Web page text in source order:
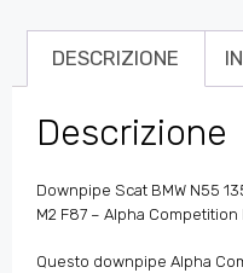
DESCRIZIONE
Descrizione
Downpipe Scat BMW N55
M2 F87 – Alpha
Questo downpipe Alpha